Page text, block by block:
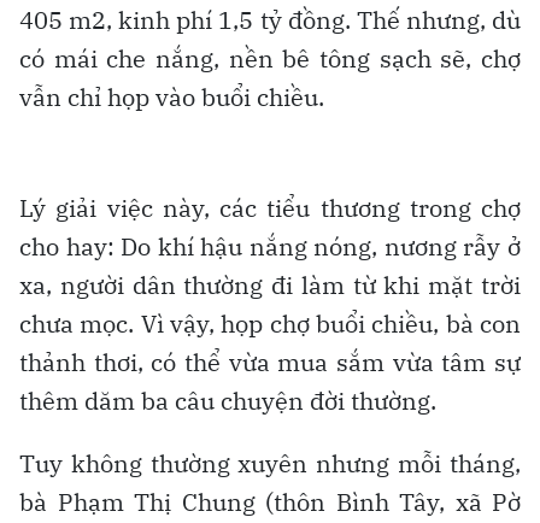
405 m2, kinh phí 1,5 tỷ đồng. Thế nhưng, dù
có mái che nắng, nền bê tông sạch sẽ, chợ
vẫn chỉ họp vào buổi chiều.
Lý giải việc này, các tiểu thương trong chợ
cho hay: Do khí hậu nắng nóng, nương rẫy ở
xa, người dân thường đi làm từ khi mặt trời
chưa mọc. Vì vậy, họp chợ buổi chiều, bà con
thảnh thơi, có thể vừa mua sắm vừa tâm sự
thêm dăm ba câu chuyện đời thường.
Tuy không thường xuyên nhưng mỗi tháng,
bà Phạm Thị Chung (thôn Bình Tây, xã Pờ